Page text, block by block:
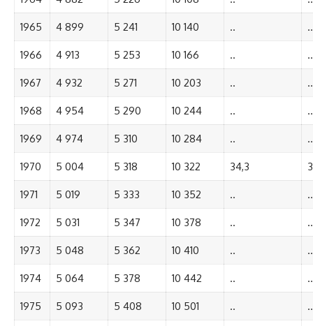
1965 4 899 5 241 10 140 .. ..
1966 4 913 5 253 10 166 .. ..
1967 4 932 5 271 10 203 .. ..
1968 4 954 5 290 10 244 .. ..
1969 4 974 5 310 10 284 .. ..
1970 5 004 5 318 10 322 34,3
1971 5 019 5 333 10 352 .. ..
1972 5 031 5 347 10 378 .. ..
1973 5 048 5 362 10 410 .. ..
1974 5 064 5 378 10 442 .. ..
1975 5 093 5 408 10 501 .. ..